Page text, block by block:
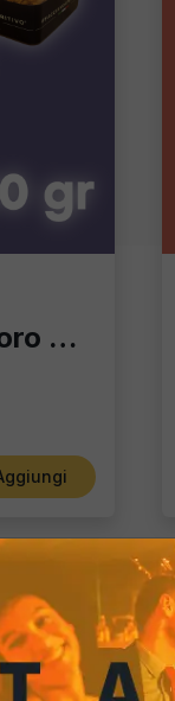
Roll Chips al Pomodoro 900g – Eccellenza Croccante in Formato Professionale